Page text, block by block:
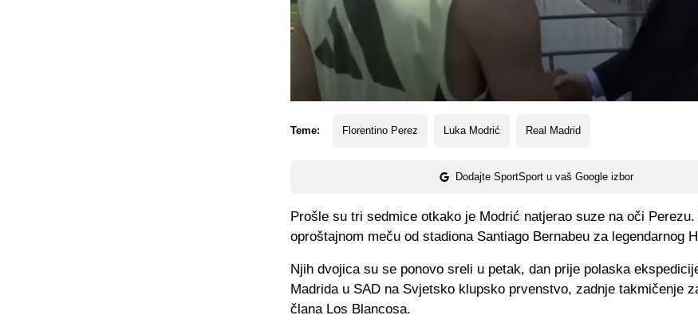
Teme: Florentino Perez Luka Modrić Real Madrid
Dodajte SportSport u vaš Google izbor
Prošle su tri sedmice otkako je Modrić natjerao suze na oči
oproštajnom meču od stadiona Santiago Bernabeu za legendarnog
Njih dvojica su se ponovo sreli u petak, dan prije polaska
Madrida u SAD na Svjetsko klupsko prvenstvo, zadnje takmičenje
člana Los Blancosa.